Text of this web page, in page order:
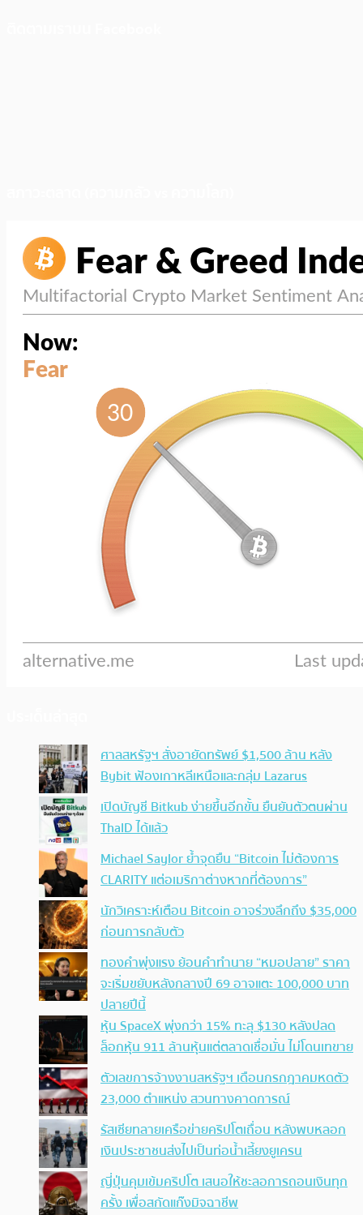
ศาลสหรัฐฯ สั่งอายัดทรัพย์ $1,500 ล้าน หลัง
Bybit ฟ้องเกาหลีเหนือและกลุ่ม Lazarus
เปิดบัญชี Bitkub ง่ายขึ้นอีกขั้น ยืนยันตัวตนผ่าน
ThaID ได้แล้ว
Michael Saylor ย้ำจุดยืน “Bitcoin ไม่ต้องการ
CLARITY แต่อเมริกาต่างหากที่ต้องการ”
นักวิเคราะห์เตือน Bitcoin อาจร่วงลึกถึง $35,000
ก่อนการกลับตัว
ทองคำพุ่งแรง ย้อนคำทำนาย “หมอปลาย” ราคา
จะเริ่มขยับหลังกลางปี 69 อาจแตะ 100,000 บาท
ปลายปีนี้
หุ้น SpaceX พุ่งกว่า 15% ทะลุ $130 หลังปลด
ล็อกหุ้น 911 ล้านหุ้นแต่ตลาดเชื่อมั่น ไม่โดนเทขาย
ตัวเลขการจ้างงานสหรัฐฯ เดือนกรกฎาคมหดตัว
23,000 ตำแหน่ง สวนทางคาดการณ์
รัสเซียทลายเครือข่ายคริปโตเถื่อน หลังพบหลอก
เงินประชาชนส่งไปเป็นท่อน้ำเลี้ยงยูเครน
ญี่ปุ่นคุมเข้มคริปโต เสนอให้ชะลอการถอนเงินทุก
ครั้ง เพื่อสกัดแก๊งมิจฉาชีพ